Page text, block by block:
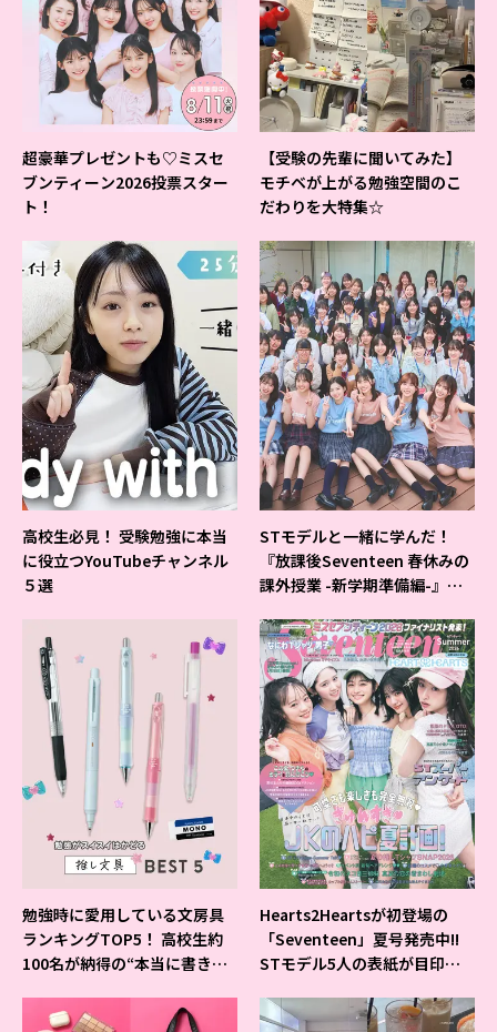
超豪華プレゼントも♡ミスセ
ブンティーン2026投票スター
ト！
【受験の先輩に聞いてみた】
モチベが上がる勉強空間のこ
だわりを大特集☆
高校生必見！ 受験勉強に本当
に役立つYouTubeチャンネル
５選
STモデルと一緒に学んだ！
『放課後Seventeen 春休みの
課外授業 -新学期準備編-』イ
勉強時に愛用している文房具
ランキングTOP5！ 高校生約
100名が納得の“本当に書きや
Hearts2Heartsが初登場の
「Seventeen」夏号発売中!!
STモデル5人の表紙が目印だ